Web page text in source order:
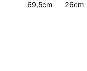
69,5cm 26cm